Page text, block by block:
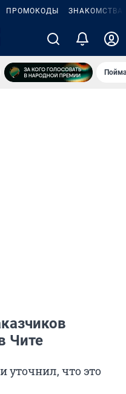
ПРОМОКОДЫ ЗНАКОМСТВА
Чите
уточнил, что это